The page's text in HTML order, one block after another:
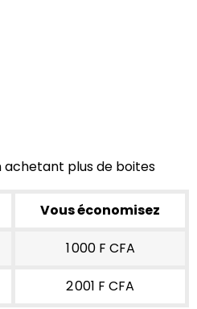
achetant plus de boites
Vous économisez
1 000 F CFA
2 001 F CFA